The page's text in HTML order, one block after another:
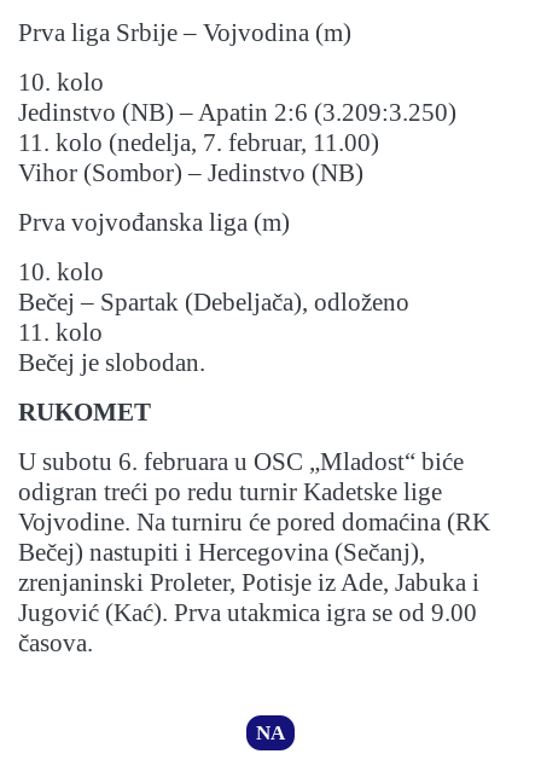
Prva liga Srbije – Vojvodina (m)
10. kolo
Jedinstvo (NB) – Apatin 2:6 (3.209:3.250)
11. kolo (nedelja, 7. februar, 11.00)
Vihor (Sombor) – Jedinstvo (NB)
Prva vojvođanska liga (m)
10. kolo
Bečej – Spartak (Debeljača), odloženo
11. kolo
Bečej je slobodan.
RUKOMET
U subotu 6. februara u OSC „Mladost“ biće
odigran treći po redu turnir Kadetske lige
Vojvodine. Na turniru će pored domaćina (RK
Bečej) nastupiti i Hercegovina (Sečanj),
zrenjaninski Proleter, Potisje iz Ade, Jabuka i
Jugović (Kać). Prva utakmica igra se od 9.00
časova.
NA